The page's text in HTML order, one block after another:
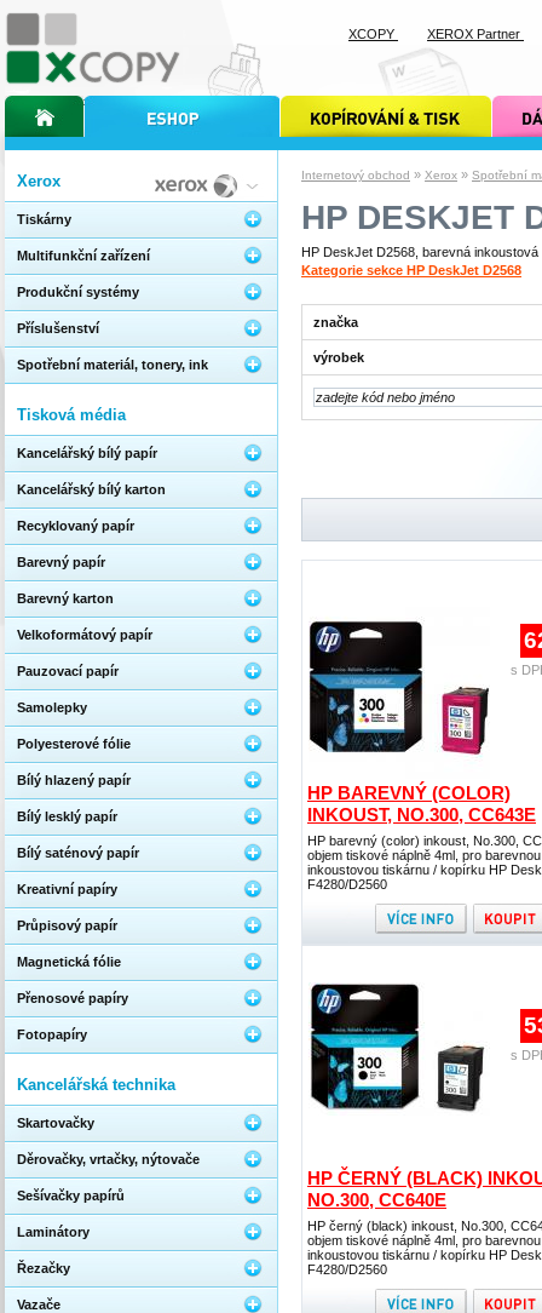
Internetový obchod » Xerox » Spotřební
HP DESKJET
HP DeskJet D2568, barevná
Kategorie sekce HP DeskJet D2568
značka
výrobek
HP BAREVNÝ (COLOR)
INKOUST, NO.300, CC643E
HP barevný (color) inkoust, No.300,
objem tiskové náplně 4ml, pro barevnou
inkoustovou tiskárnu / kopírku HP
F4280/D2560
s
HP ČERNÝ (BLACK)
NO.300, CC640E
HP černý (black) inkoust, No.300,
objem tiskové náplně 4ml, pro barevnou
inkoustovou tiskárnu / kopírku HP
F4280/D2560
s
Xerox
Tiskárny
Multifunkční zařízení
Produkční systémy
Příslušenství
Spotřební materiál, tonery, ink
Tisková média
Kancelářský bílý papír
Kancelářský bílý karton
Recyklovaný papír
Barevný papír
Barevný karton
Velkoformátový papír
Pauzovací papír
Samolepky
Polyesterové fólie
Bílý hlazený papír
Bílý lesklý papír
Bílý saténový papír
Kreativní papíry
Průpisový papír
Magnetická fólie
Přenosové papíry
Fotopapíry
Kancelářská technika
Skartovačky
Děrovačky, vrtačky, nýtovače
Sešívačky papírů
Laminátory
Řezačky
Vazače
úvodní stránka xcopyinternetový obchod xcopy kopírování a tisk xcopy dárkové
XCOPY XEROX Partner